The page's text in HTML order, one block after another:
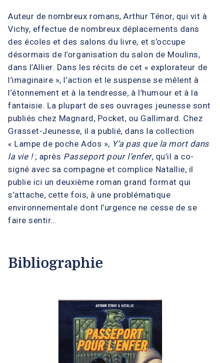
Auteur de nombreux romans, Arthur Ténor, qui vit à
Vichy, effectue de nombreux déplacements dans
des écoles et des salons du livre, et s’occupe
désormais de l’organisation du salon de Moulins,
dans l’Allier. Dans les récits de cet « explorateur de
l’imaginaire », l’action et le suspense se mêlent à
l’étonnement et à la tendresse, à l’humour et à la
fantaisie. La plupart de ses ouvrages jeunesse sont
publiés chez Magnard, Pocket, ou Gallimard. Chez
Grasset-Jeunesse, il a publié, dans la collection
« Lampe de poche Ados », Y’a pas que la mort dans
la vie !; après Passeport pour l’enfer, qu’il a co-
signé avec sa compagne et complice Natallie, il
publie ici un deuxième roman grand format qui
s’attache, cette fois, à une problématique
environnementale dont l’urgence ne cesse de se
faire sentir…
Bibliographie